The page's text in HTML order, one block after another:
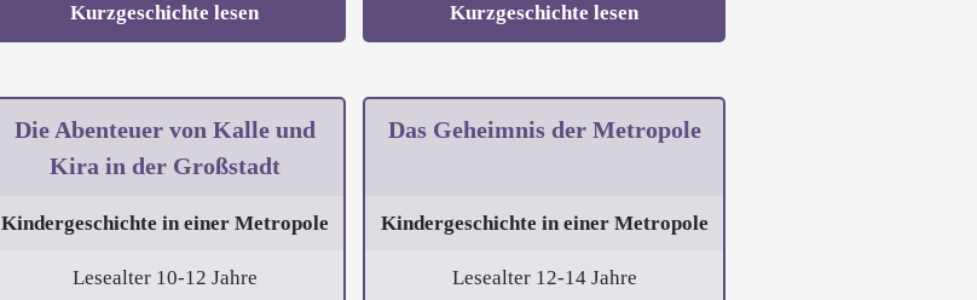
Kurzgeschichte lesen Kurzgeschichte lesen
Die Abenteuer von Kalle und
Kira in der Großstadt
Kindergeschichte in einer Metropole
Lesealter 10-12 Jahre
Das Geheimnis der Metropole
Kindergeschichte in einer Metropole
Lesealter 12-14 Jahre